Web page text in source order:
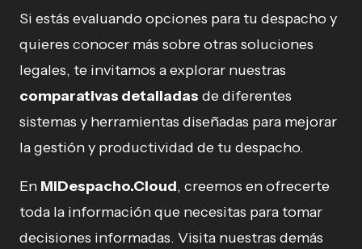
Si estás evaluando opciones para tu despacho y
quieres conocer más sobre otras soluciones
legales, te invitamos a explorar nuestras
comparativas detalladas de diferentes
sistemas y herramientas diseñadas para mejorar
la gestión y productividad de tu despacho.
En MiDespacho.Cloud, creemos en ofrecerte
toda la información que necesitas para tomar
decisiones informadas. Visita nuestras demás